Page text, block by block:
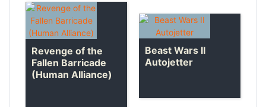
Revenge of the
Fallen Barricade
(Human Alliance)
Beast Wars II
Autojetter